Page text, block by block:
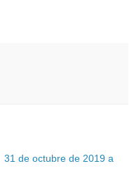
31 de octubre de 2019 a